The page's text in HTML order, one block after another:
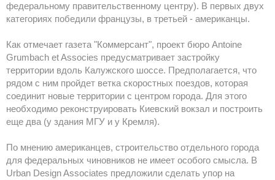
федеральному правительственному центру). В первых двух
категориях победили французы, в третьей - американцы.
Как отмечает газета "Коммерсант", проект бюро Antoine
Grumbach et Associes предусматривает застройку
территории вдоль Калужского шоссе. Предполагается, что
рядом с ним пройдет ветка скоростных поездов, которая
соединит новые территории с центром города. Для этого
необходимо реконструировать Киевский вокзал и построить
еще два (у здания МГУ и у Кремля).
По мнению американцев, строительство отдельного города
для федеральных чиновников не имеет особого смысла. В
Urban Design Associates предложили сделать упор на